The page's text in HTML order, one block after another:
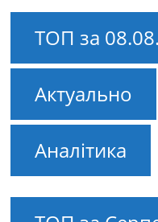
ТОП за
Актуально
Аналітика